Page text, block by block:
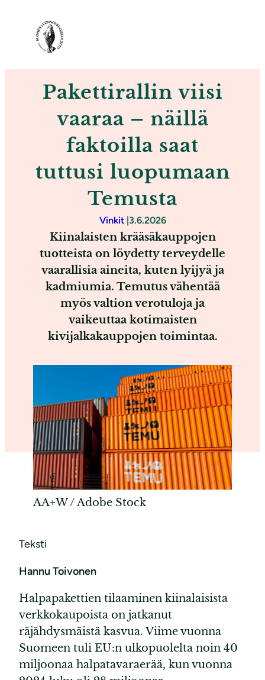
Pakettirallin viisi
vaaraa – näillä
faktoilla saat
tuttusi luopumaan
Temusta
Vinkit| 3.6.2026
Kiinalaisten krääsäkauppojen
tuotteista on löydetty terveydelle
vaarallisia aineita, kuten lyijyä ja
kadmiumia. Temutus vähentää
myös valtion verotuloja ja
vaikeuttaa kotimaisten
kivijalkakauppojen toimintaa.
AA+W / Adobe Stock
Teksti
Hannu Toivonen
Halpapakettien tilaaminen kiinalaisista
verkkokaupoista on jatkanut
räjähdysmäistä kasvua. Viime vuonna
Suomeen tuli EU:n ulkopuolelta noin 40
miljoonaa halpatavaraerää, kun vuonna